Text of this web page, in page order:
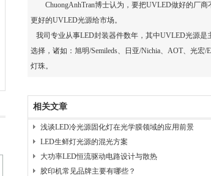
ChuongAnhTran博士认为，要把UVLED做好的厂商
更好的UVLED光源给市场。
我司专业从事LED封装器件数年，其中UVLED光源
选择，诸如：旭明/Semileds、日亚/Nichia、AOT、光宏
灯珠。
相关文章
浅谈LED冷光源固化灯在光学膜领域的应用前景
LED生鲜灯光源的混光方案
大功率LED恒流驱动电路设计与散热
胶印机常见品牌主要有哪些？